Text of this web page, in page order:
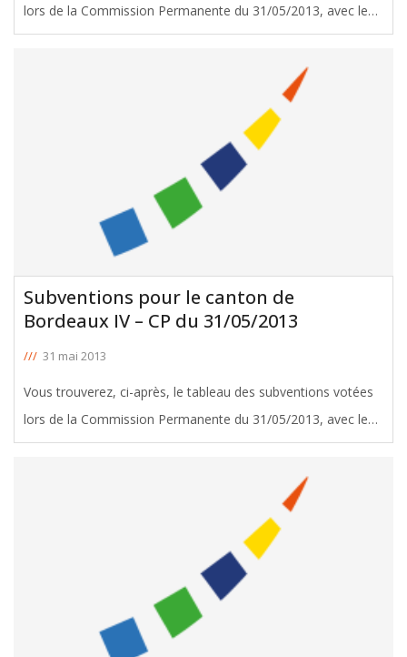
lors de la Commission Permanente du 31/05/2013, avec le
soutien de Pierre Lothaire, Conseiller Général de Bordeaux
Subventions pour le canton de
Bordeaux IV – CP du 31/05/2013
/// 31 mai 2013
Vous trouverez, ci-après, le tableau des subventions votées
lors de la Commission Permanente du 31/05/2013, avec le
soutien de Jean-Louis David, Conseiller Général de Bordeaux